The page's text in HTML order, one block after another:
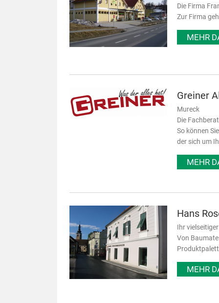
Die Firma
Zur Firma
MEHR
Greiner
Mureck
Die
So können
der sich um
MEHR
Hans
Ihr
Von
MEHR